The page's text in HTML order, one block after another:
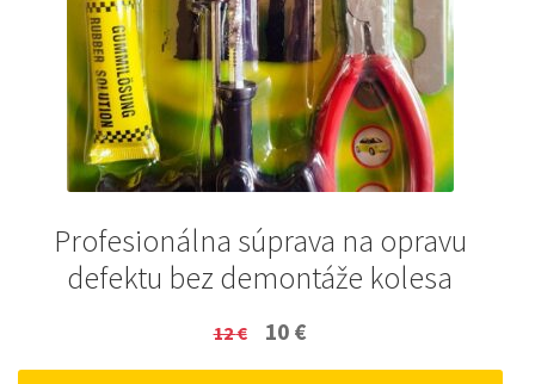
Profesionálna súprava na opravu
defektu bez demontáže kolesa
12€
Original
price
10 €
price